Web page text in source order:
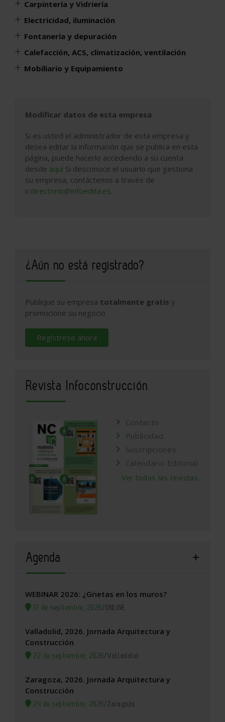
Carpintería y Vidriería
Electricidad, iluminación
Fontanería y depuración
Calefacción, ACS, climatización, ventilación
Mobiliario y Equipamiento
Modificar datos de esta empresa
Si es usted el administrador de esta empresa y
desea editar la información que se publica en esta
página, puede hacerlo accediendo a su cuenta
desde aquí Si desconoce el usuario que gestiona
su empresa, contáctenos a través de
icdirectorio@infoedita.es.
¿Aún no está registrado?
Publique su empresa totalmente gratis y
promocione su negocio
Regístrese ahora
Revista Infoconstrucción
Contacto
Publicidad
Suscripciones
Calendario Editorial
Ver todas las revistas
Agenda
WEBINAR 2026: ¿Grietas en los muros?
17 de septiembre, 2026/ONLINE
Valladolid, 2026. Jornada Arquitectura y
Construcción
22 de septiembre, 2026/Valladolid
Zaragoza, 2026. Jornada Arquitectura y
Construcción
24 de septiembre, 2026/Zaragoza